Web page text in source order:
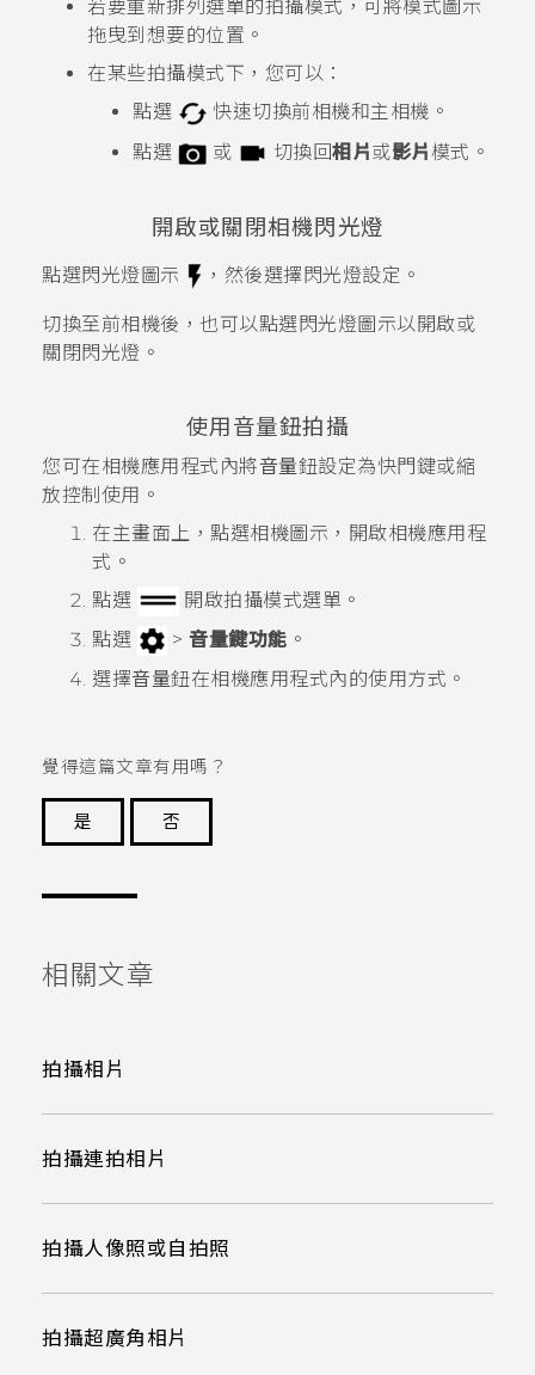
若要重新排列選單的拍攝模式，可將模式圖示
拖曳到想要的位置。
在某些拍攝模式下，您可以：
點選
快速切換前相機和主相機。
點選
或 切換回相片或影片模式。
開啟或關閉相機閃光燈
點選閃光燈圖示 ，然後選擇閃光燈設定。
切換至前相機後，也可以點選閃光燈圖示以開啟或
關閉閃光燈。
使用音量鈕拍攝
您可在相機應用程式內將音量鈕設定為快門鍵或縮
放控制使用。
在主畫面 上，點選相機圖示，開啟相機應用程
式。
點選
開啟拍攝模式選單。
點選
> 音量鍵功能 。
選擇音量鈕在相機應用程式內的使用方式。
覺得這篇文章有用嗎？
是
否
相關文章
拍攝相片
拍攝連拍相片
拍攝人像照或自拍照
拍攝超廣角相片